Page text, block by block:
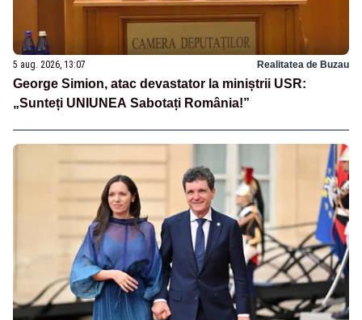
5 aug. 2026, 13:07 Realitatea de Buzau
George Simion, atac devastator la miniștrii USR:
„Sunteți UNIUNEA Sabotați România!”